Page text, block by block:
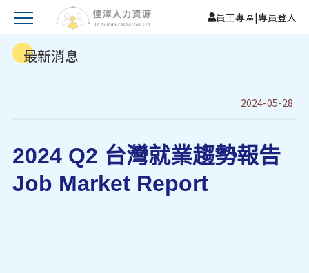
員工專區|專員登入
最新消息
2024-05-28
2024 Q2 台灣就業趨勢報告
Job Market Report